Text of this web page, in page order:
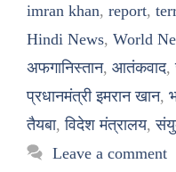
imran khan, report,
Hindi News, World
अफगानिस्तान, आतंकवाद,
प्रधानमंत्री इमरान खान,
तैयबा,विदेश मंत्रालय,
Leave a comment